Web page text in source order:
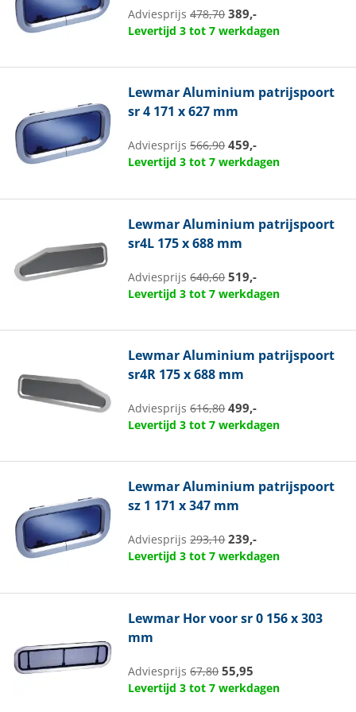
Adviesprijs478,70 389,-
Levertijd 3 tot 7 werkdagen
LewmarAluminium patrijspoort
sr 4 171 x 627 mm
Adviesprijs566,90 459,-
Levertijd 3 tot 7 werkdagen
LewmarAluminium patrijspoort
sr4L 175 x 688 mm
Adviesprijs640,60 519,-
Levertijd 3 tot 7 werkdagen
LewmarAluminium patrijspoort
sr4R 175 x 688 mm
Adviesprijs616,80 499,-
Levertijd 3 tot 7 werkdagen
LewmarAluminium patrijspoort
sz 1 171 x 347 mm
Adviesprijs293,10 239,-
Levertijd 3 tot 7 werkdagen
Lewmar Hor voor sr 0 156 x 303
mm
Adviesprijs67,80 55,95
Levertijd 3 tot 7 werkdagen